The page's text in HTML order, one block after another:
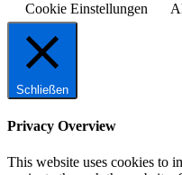
Cookie Einstellungen
Schließen
Privacy Overview
This website uses cookies to